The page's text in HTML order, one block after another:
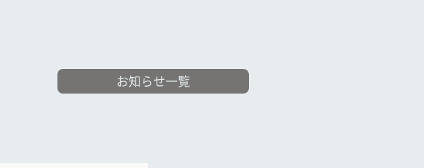
お知らせ一覧